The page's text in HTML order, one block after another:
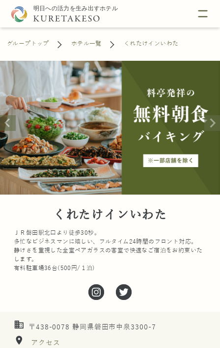
グループトップ ホテル一覧 くれたけインいわた
くれたけインいわた
ＪＲ磐田駅北口より徒歩30秒。
多忙なビジネスマンに嬉しい、フルタイム24時間のフロント対応。
静けさを重視した全室ペアガラスの客室で快適なご宿泊をお約束いた
します。
有料駐車場36台(500円/１泊)
business 〒438-0078 静岡県磐田市中泉3300-7
location_on アクセス